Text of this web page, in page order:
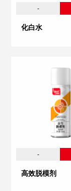
-
化白水
-
高效脱模剂